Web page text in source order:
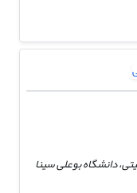
دانشگاه بوعلی سینا